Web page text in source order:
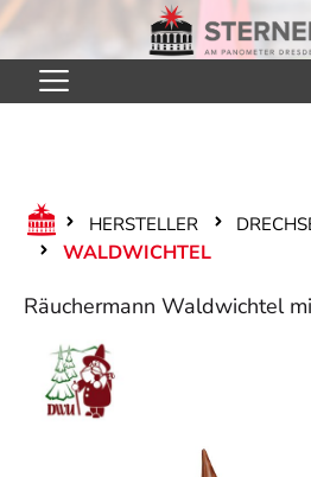
Zum Hauptinhalt springen
HERSTELLER
WALDWICHTEL
Räuchermann Waldwichtel
Bildergalerie überspringen